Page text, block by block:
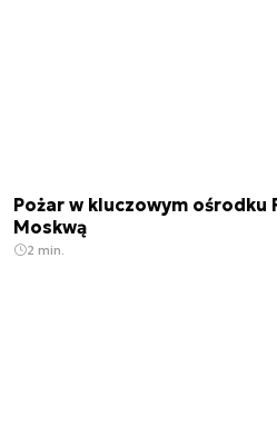
Pożar w kluczowym ośrodku
Moskwą
2 min.